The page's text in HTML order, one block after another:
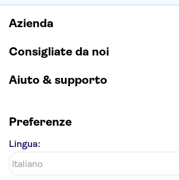
Azienda
Consigliate da noi
Aiuto & supporto
Preferenze
Lingua: